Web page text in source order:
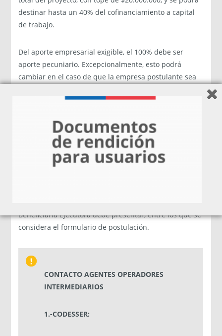
destinar hasta un 40% del cofinanciamiento a capital
de trabajo.
Del aporte empresarial exigible, el 100% debe ser
aporte pecuniario. Excepcionalmente, esto podrá
cambiar en el caso de que la empresa postulante sea
¿Cómo postular?
Las Empresas interesadas, deben postular su proyecto
a través de los Agentes Operadores Intermediarios
(AOI) del Comité Fomento Los Ríos, quienes prestarán
asesoría y orientación técnica para formular su
Beneficiaria Ejecutora debe presentar, entre los que se
considera el formulario de postulación.
CONTACTO AGENTES OPERADORES
INTERMEDIARIOS
1.-CODESSER: